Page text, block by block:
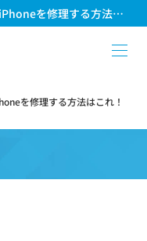
【docomoユーザー必見】docomoでiPhoneを修理する方法はこれ！様々なサービスを有効活用しよう！
を修理する方法はこれ！